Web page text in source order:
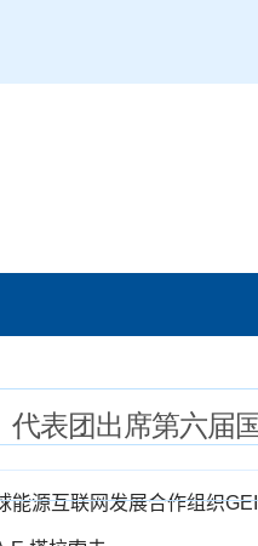
表团出席第六届
能源互联网发展合作组织